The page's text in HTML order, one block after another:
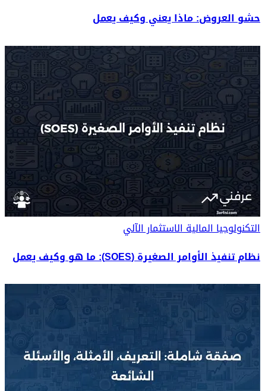
حشو العروض: ماذا يعني وكيف يعمل
التكنولوجيا الماليةالاستثمار الآلي
نظام تنفيذ الأوامر الصغيرة (SOES): ما هو وكيف يعمل